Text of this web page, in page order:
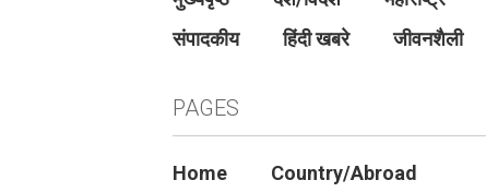
संपादकीय
हिंदी खबरे जीवनशैली
PAGES
Home Country/Abroad